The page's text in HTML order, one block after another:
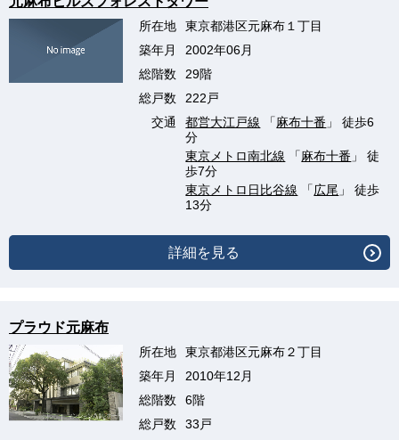
所在地
東京都港区元麻布１丁目
築年月
2002年06月
総階数
29階
総戸数
222戸
交通
都営大江戸線 「麻布十番 」 徒歩6
分
東京メトロ南北線 「麻布十番 」 徒
歩7分
東京メトロ日比谷線 「広尾 」 徒歩
13分
詳細を見る
プラウド元麻布
所在地
東京都港区元麻布２丁目
築年月
2010年12月
総階数
6階
総戸数
33戸